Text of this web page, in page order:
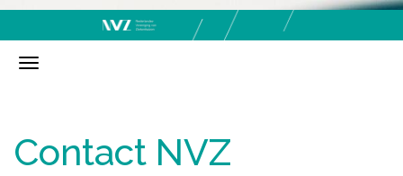
Contact NVZ